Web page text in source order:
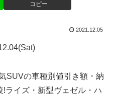
コピー
2021.12.05
SUVの車種別値引き額・納
ライズ・新型ヴェゼル・ハ